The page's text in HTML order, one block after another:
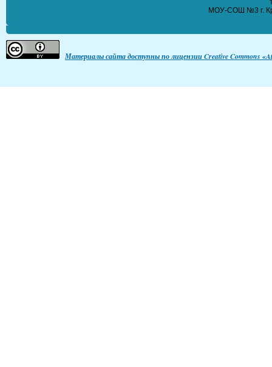
МОУ-СОШ №3 г.
Материалы сайта доступны по лицензии Creative Commons